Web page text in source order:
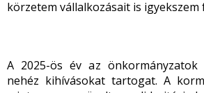
körzetem vállalkozásait is igyekszem
A 2025-ös év az önkormányzatok
nehéz kihívásokat tartogat. A